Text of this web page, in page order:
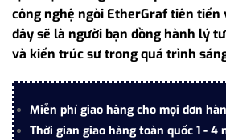
công nghệ ngòi EtherGraf tiên tiến
đây sẽ là người bạn đồng hành lý
và kiến trúc sư trong quá trình
Miễn phí giao hàng cho mọi đơn
Thời gian giao hàng toàn quốc 1 - 4